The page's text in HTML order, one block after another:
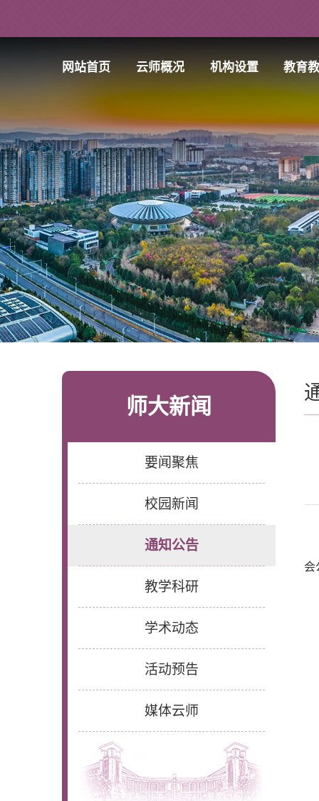
网站首页 云师概况 机构设置 教育
师大新闻
要闻聚焦
校园新闻
通知公告
教学科研
学术动态
活动预告
媒体云师
会